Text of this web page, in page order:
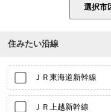
住みたい沿線
ＪＲ東海道新幹線
ＪＲ上越新幹線